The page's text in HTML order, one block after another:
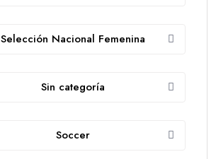
Selección Nacional Femenina
Sin categoría
Soccer